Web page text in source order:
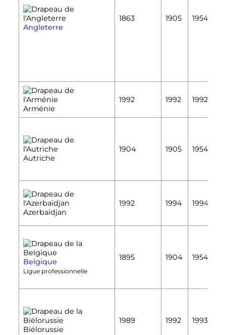
Angleterre
1863 1905 1954
Arménie
1992 1992 1992
Autriche
1904 1905 1954
Azerbaïdjan
1992 1994 1994
Belgique
Ligue professionnelle
1895 1904 1954
Biélorussie
1989 1992 1993